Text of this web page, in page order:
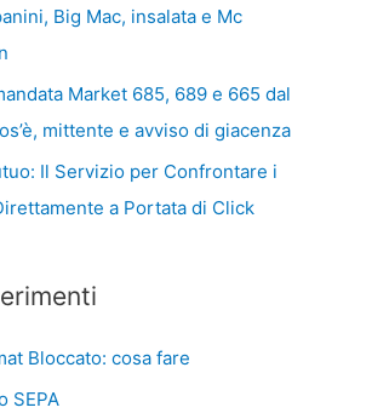
Big Mac, insalata e Mc
Market 685, 689 e 665 dal
mittente e avviso di giacenza
Il Servizio per Confrontare i
a Portata di Click
Bloccato: cosa fare
SEPA